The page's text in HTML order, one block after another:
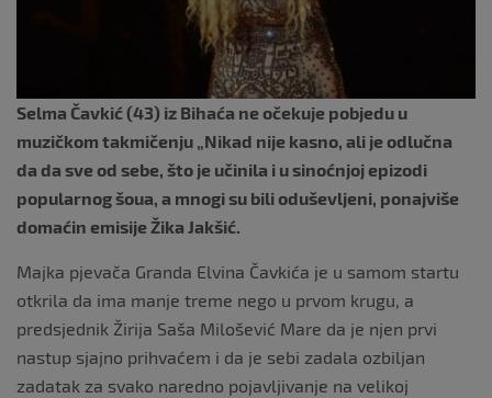
Selma Čavkić (43) iz Bihaća ne očekuje pobjedu u
muzičkom takmičenju „Nikad nije kasno, ali je odlučna
da da sve od sebe, što je učinila i u sinoćnjoj epizodi
popularnog šoua, a mnogi su bili oduševljeni, ponajviše
domaćin emisije Žika Jakšić.
Majka pjevača Granda Elvina Čavkića je u samom startu
otkrila da ima manje treme nego u prvom krugu, a
predsjednik Žirija Saša Milošević Mare da je njen prvi
nastup sjajno prihvaćem i da je sebi zadala ozbiljan
zadatak za svako naredno pojavljivanje na velikoj